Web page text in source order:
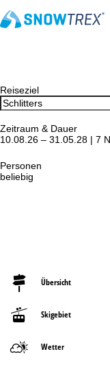
Reiseziel
Zeitraum & Dauer
10.08.26 – 31.05.28 | 7
Personen
beliebig
Übersicht
Skigebiet
Wetter